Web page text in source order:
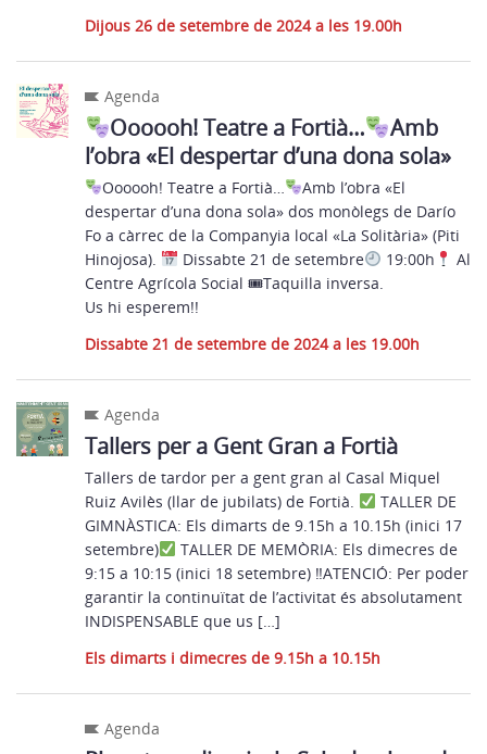
Dijous 26 de setembre de 2024 a les 19.00h
Agenda
Oooooh! Teatre a Fortià…
Amb
l’obra «El despertar d’una dona sola»
Oooooh! Teatre a Fortià…
Amb l’obra «El
despertar d’una dona sola» dos monòlegs de Darío
Fo a càrrec de la Companyia local «La Solitària» (Piti
Hinojosa).
Dissabte 21 de setembre 19:00h
Al
Centre Agrícola Social 🎟Taquilla inversa.
Us hi esperem!!
Dissabte 21 de setembre de 2024 a les 19.00h
Agenda
Tallers per a Gent Gran a Fortià
Tallers de tardor per a gent gran al Casal Miquel
Ruiz Avilès (llar de jubilats) de Fortià.
TALLER DE
GIMNÀSTICA: Els dimarts de 9.15h a 10.15h (inici 17
setembre)
TALLER DE MEMÒRIA: Els dimecres de
9:15 a 10:15 (inici 18 setembre) ‼ATENCIÓ: Per poder
garantir la continuïtat de l’activitat és absolutament
INDISPENSABLE que us […]
Els dimarts i dimecres de 9.15h a 10.15h
Agenda